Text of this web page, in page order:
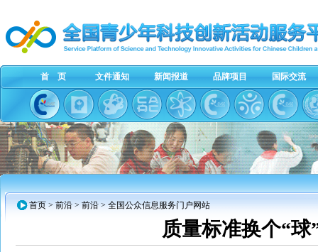
首 页 文件通知 新闻报道 品牌项目 国际交流
首页 > 前沿 > 前沿 > 全国公众信息服务门户网站
质量标准换个“球